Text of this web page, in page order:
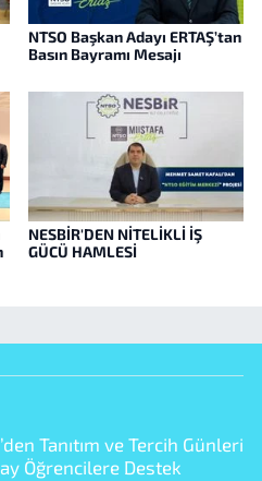
NTSO Başkan Adayı ERTAŞ’tan
Basın Bayramı Mesajı
NESBİR'DEN NİTELİKLİ İŞ
GÜCÜ HAMLESİ
Tanıtım ve Tercih Günleri
Öğrencilere Destek